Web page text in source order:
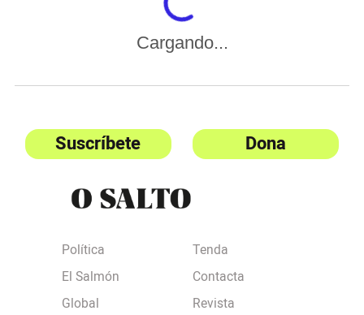
Cargando...
Suscríbete Dona
Política
El Salmón
Global
Tenda
Contacta
Revista